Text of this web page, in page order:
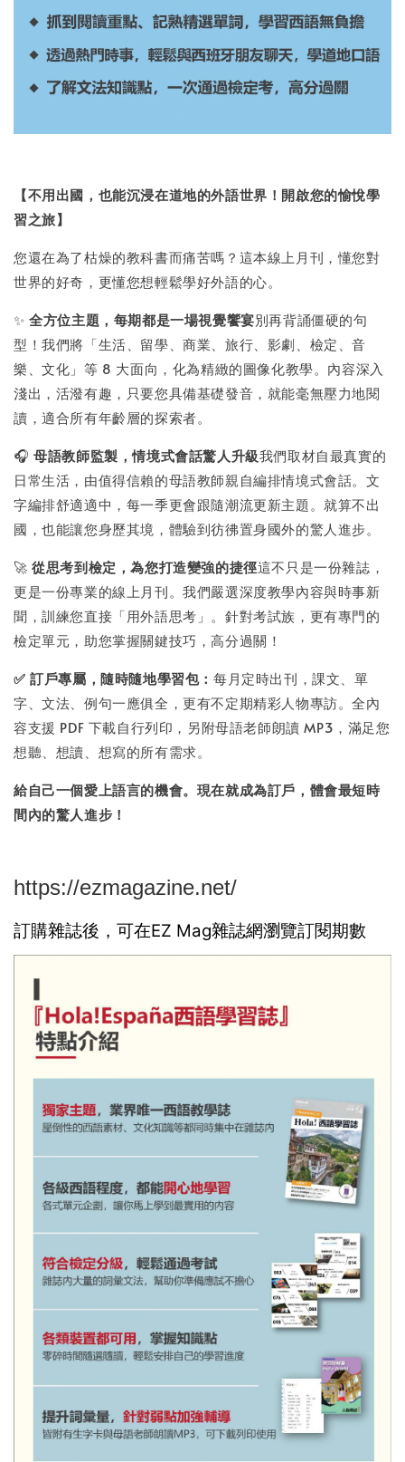
【不用出國，也能沉浸在道地的外語世界！開啟您的愉悅學
習之旅】
您還在為了枯燥的教科書而痛苦嗎？這本線上月刊，懂您對
世界的好奇，更懂您想輕鬆學好外語的心。
✨全方位主題，每期都是一場視覺饗宴別再背誦僵硬的句
型！我們將「生活、留學、商業、旅行、影劇、檢定、音
樂、文化」等 8 大面向，化為精緻的圖像化教學。內容深入
淺出，活潑有趣，只要您具備基礎發音，就能毫無壓力地閱
讀，適合所有年齡層的探索者。
🎧母語教師監製，情境式會話驚人升級我們取材自最真實的
日常生活，由值得信賴的母語教師親自編排情境式會話。文
字編排舒適適中，每一季更會跟隨潮流更新主題。就算不出
國，也能讓您身歷其境，體驗到彷彿置身國外的驚人進步。
🚀從思考到檢定，為您打造變強的捷徑這不只是一份雜誌，
更是一份專業的線上月刊。我們嚴選深度教學內容與時事新
聞，訓練您直接「用外語思考」。針對考試族，更有專門的
檢定單元，助您掌握關鍵技巧，高分過關！
✅ 訂戶專屬，隨時隨地學習包： 每月定時出刊，課文、單
字、文法、例句一應俱全，更有不定期精彩人物專訪。全內
容支援 PDF 下載自行列印，另附母語老師朗讀 MP3，滿足您
想聽、想讀、想寫的所有需求。
給自己一個愛上語言的機會。現在就成為訂戶，體會最短時
間內的驚人進步！
https://ezmagazine.net/
訂購雜誌後，可在EZ Mag雜誌網瀏覽訂閱期數